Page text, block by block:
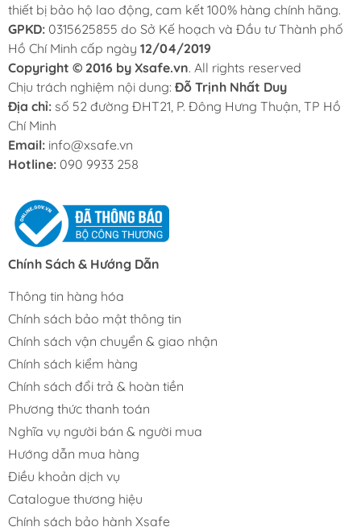
thiết bị bảo hộ lao động, cam kết 100% hàng chính hãng.
GPKD: 0315625855 do Sở Kế hoạch và Đầu tư Thành phố
Hồ Chí Minh cấp ngày 12/04/2019
Copyright © 2016 by Xsafe.vn. All rights reserved
Chịu trách nghiệm nội dung: Đỗ Trịnh Nhất Duy
Địa chỉ: số 52 đường ĐHT21, P. Đông Hưng Thuận, TP Hồ
Chí Minh
Email: info@xsafe.vn
Hotline: 090 9933 258
Chính Sách & Hướng Dẫn
Thông tin hàng hóa
Chính sách bảo mật thông tin
Chính sách vận chuyển & giao nhận
Chính sách kiểm hàng
Chính sách đổi trả & hoàn tiền
Phương thức thanh toán
Nghĩa vụ người bán & người mua
Hướng dẫn mua hàng
Điều khoản dịch vụ
Catalogue thương hiệu
Chính sách bảo hành Xsafe